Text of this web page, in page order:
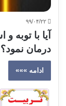
۹۹/۰۴/۲۲
آیا با توبه
درمان نمود؟
ادامه »»»